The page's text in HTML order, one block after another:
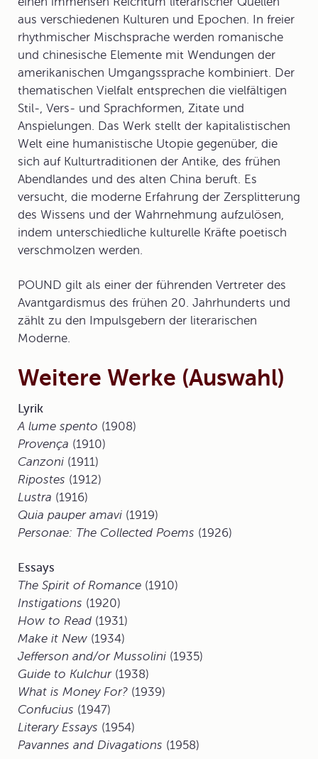
aus verschiedenen Kulturen und Epochen. In freier
rhythmischer Mischsprache werden romanische
und chinesische Elemente mit Wendungen der
amerikanischen Umgangssprache kombiniert. Der
thematischen Vielfalt entsprechen die vielfältigen
Stil-, Vers- und Sprachformen, Zitate und
Anspielungen. Das Werk stellt der kapitalistischen
Welt eine humanistische Utopie gegenüber, die
sich auf Kulturtraditionen der Antike, des frühen
Abendlandes und des alten China beruft. Es
versucht, die moderne Erfahrung der Zersplitterung
des Wissens und der Wahrnehmung aufzulösen,
indem unterschiedliche kulturelle Kräfte poetisch
verschmolzen werden.
POUND gilt als einer der führenden Vertreter des
Avantgardismus des frühen 20. Jahrhunderts und
zählt zu den Impulsgebern der literarischen
Moderne.
Weitere Werke (Auswahl)
Lyrik
A lume spento (1908)
Provença (1910)
Canzoni (1911)
Ripostes (1912)
Lustra (1916)
Quia pauper amavi (1919)
Personae: The Collected Poems (1926)
Essays
The Spirit of Romance (1910)
Instigations (1920)
How to Read (1931)
Make it New (1934)
Jefferson and/or Mussolini (1935)
Guide to Kulchur(1938)
What is Money For? (1939)
Confucius (1947)
Literary Essays (1954)
Pavannes and Divagations (1958)